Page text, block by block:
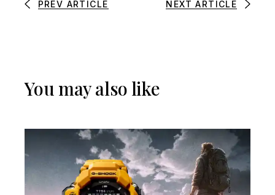
PREV ARTICLE NEXT ARTICLE
You may also like